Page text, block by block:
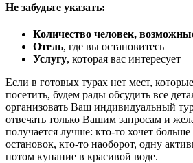
Не забудьте указать:
Количество человек,
Отель, где вы остановитесь
Услугу, которая вас интересует
Если в готовых турах нет мест,
посетить, будем рады обсудить все
организовать Ваш индивидуальный
отвечать только Вашим запросам и
получается лучше: кто-то хочет
остановок, кто-то наоборот, одну
потом купание в красивой воде.